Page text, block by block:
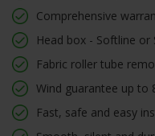
Comprehensive
Head box - Softline or
Fabric roller tube
Wind guarantee up to
Fast, safe and easy